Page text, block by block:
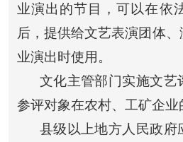
业演出的节目，可以在依
后，提供给文艺表演团体
业演出时使用。
文化主管部门实施文艺
参评对象在农村、工矿企业
县级以上地方人民政府